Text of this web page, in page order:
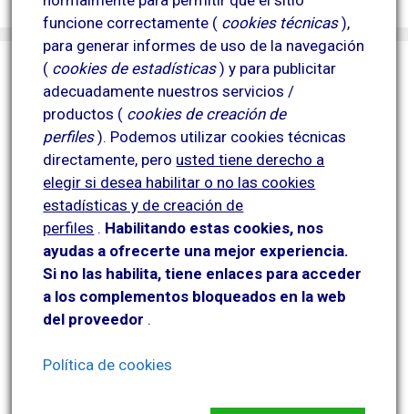
funcione correctamente ( cookies técnicas),
para generar informes de uso de la navegación
( cookies de estadísticas) y para publicitar
adecuadamente nuestros servicios /
productos ( cookies de creación de
perfiles). Podemos utilizar cookies técnicas
directamente, pero usted tiene derecho a
elegir si desea habilitar o no las cookies
estadísticas y de creación de
perfiles . Habilitando estas cookies, nos
ayudas a ofrecerte una mejor experiencia.
Si no las habilita, tiene enlaces para acceder
a los complementos bloqueados en la web
del proveedor .
Política de cookies